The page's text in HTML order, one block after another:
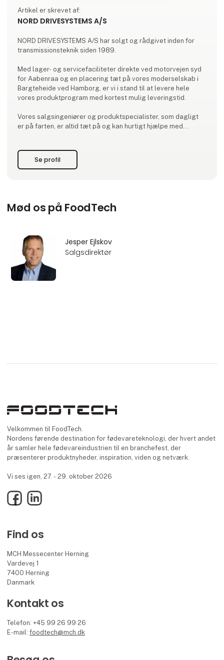
Artikel er skrevet af:
NORD DRIVESYSTEMS A/S
NORD DRIVESYSTEMS A/S har solgt og rådgivet inden for
transmissionsteknik siden 1989.
Med lager- og servicefaciliteter direkte ved motorvejen syd
for Aabenraa og en placering tæt på vores moderselskab i
Bargteheide ved Hamborg, er vi i stand til at levere hele
vores produktprogram med kortest mulig leveringstid.
Vores salgsingeniører og produktspecialister, som dagligt
er på farten, er altid tæt på og kan hurtigt hjælpe med
Vi satser målrettet på at være en kompetent
samarbejdspartner med et højt fagligt niveau.
Se profil
Mød os på FoodTech
Jesper Ejlskov
Salgsdirektør
Velkommen til FoodTech.
Nordens førende destination for fødevareteknologi, der hvert andet
år samler hele fødevareindustrien til en branchefest, der
præsenterer produktnyheder, inspiration, viden og netværk.
Vi ses igen, 27. - 29. oktober 2026
FacebookLinkedIn
Find os
MCH Messecenter Herning
Vardevej 1
7400 Herning
Danmark
Kontakt os
Telefon: +45 99 26 99 26
E-mail:foodtech@mch.dk